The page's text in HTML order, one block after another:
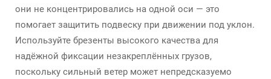
они не концентрировались на одной оси — это
помогает защитить подвеску при движении под уклон.
Используйте брезенты высокого качества для
надёжной фиксации незакреплённых грузов,
поскольку сильный ветер может непредсказуемо